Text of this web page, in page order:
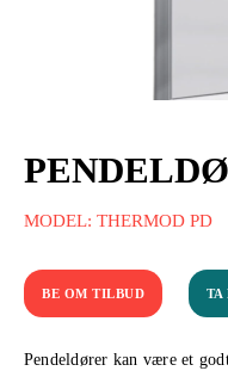
MODEL: THERMOD PD
BE OM TILBUD TA
Pendeldører kan være et